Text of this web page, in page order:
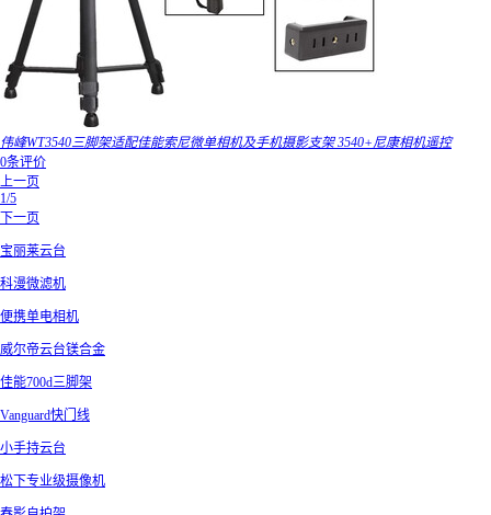
伟峰WT3540三脚架适配佳能索尼微单相机及手机摄影支架 3540+尼康相机遥控
0条评价
上一页
1/5
下一页
宝丽莱云台
科漫微滤机
便携单电相机
威尔帝云台镁合金
佳能700d三脚架
Vanguard快门线
小手持云台
松下专业级摄像机